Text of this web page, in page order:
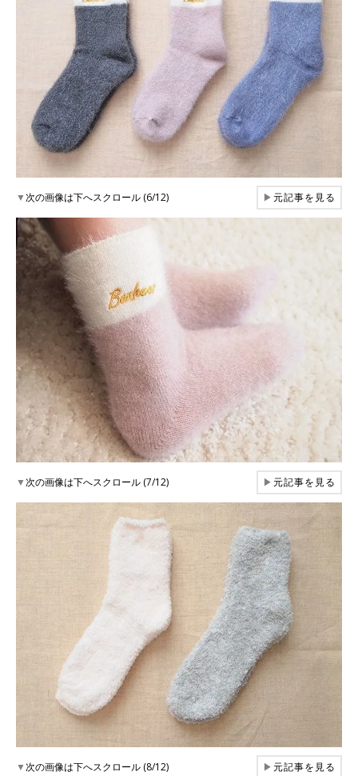
▼次の画像は下へスクロール (6/12) ▶元記事を見る
▼次の画像は下へスクロール (7/12) ▶元記事を見る
▼次の画像は下へスクロール (8/12) ▶元記事を見る